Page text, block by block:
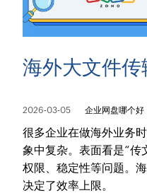
海外大文件传
2026-03-05 企业网盘哪个好
很多企业在做海外业务
象中复杂。表面看是“传
权限、稳定性等问题。
决定了效率上限。